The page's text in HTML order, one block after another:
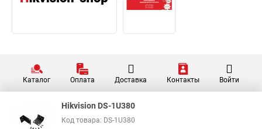
Каталог Оплата Доставка Контакты Войти
Hikvision DS-1U380
Код товара: DS-1U380